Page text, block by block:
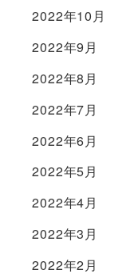
2022年10月
2022年9月
2022年8月
2022年7月
2022年6月
2022年5月
2022年4月
2022年3月
2022年2月